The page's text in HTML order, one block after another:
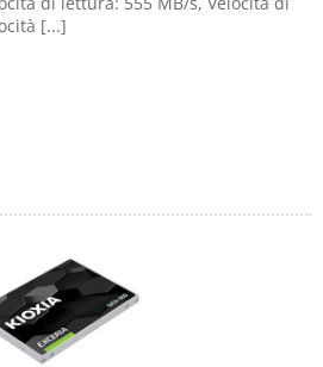
[...]